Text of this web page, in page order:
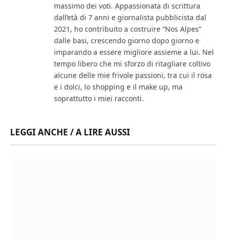
massimo dei voti. Appassionata di scrittura
dall’età di 7 anni e giornalista pubblicista dal
2021, ho contribuito a costruire “Nos Alpes”
dalle basi, crescendo giorno dopo giorno e
imparando a essere migliore assieme a lui. Nel
tempo libero che mi sforzo di ritagliare coltivo
alcune delle mie frivole passioni, tra cui il rosa
e i dolci, lo shopping e il make up, ma
soprattutto i miei racconti.
LEGGI ANCHE / A LIRE AUSSI